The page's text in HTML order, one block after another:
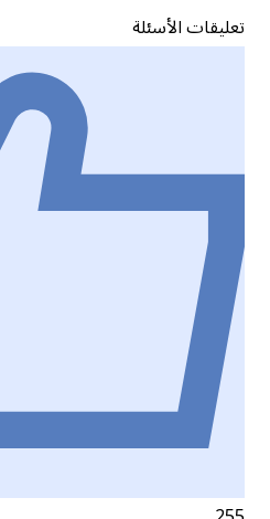
تعليقات الأسئلة